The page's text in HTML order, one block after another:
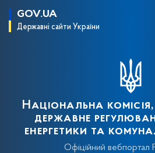
GOV.UA
Державні сайти України
Національна
державне
енергетики та
Офіційний вебпортал